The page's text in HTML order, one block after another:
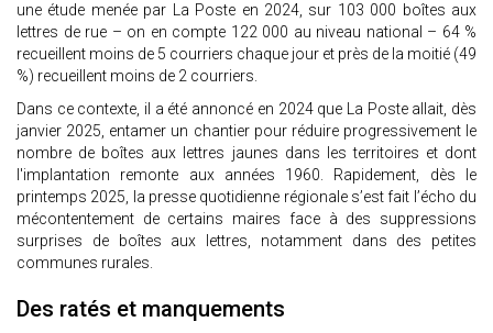
une étude menée par La Poste en 2024, sur 103 000 boîtes aux
lettres de rue – on en compte 122 000 au niveau national – 64 %
recueillent moins de 5 courriers chaque jour et près de la moitié (49
%) recueillent moins de 2 courriers.
Dans ce contexte, il a été annoncé en 2024 que La Poste allait, dès
janvier 2025, entamer un chantier pour réduire progressivement le
nombre de boîtes aux lettres jaunes dans les territoires et dont
l'implantation remonte aux années 1960. Rapidement, dès le
printemps 2025, la presse quotidienne régionale s’est fait l’écho du
mécontentement de certains maires face à des suppressions
surprises de boîtes aux lettres, notamment dans des petites
communes rurales.
Des ratés et manquements